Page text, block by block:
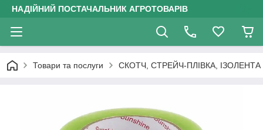
НАДІЙНИЙ ПОСТАЧАЛЬНИК АГРОТОВАРІВ
Товари та послуги СКОТЧ, СТРЕЙЧ-ПЛІВКА, ІЗОЛЕНТА